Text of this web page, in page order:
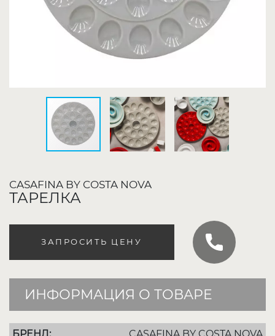
CASAFINA BY COSTA NOVA
ТАРЕЛКА
ЗАПРОСИТЬ ЦЕНУ
ИНФОРМАЦИЯ О ТОВАРЕ